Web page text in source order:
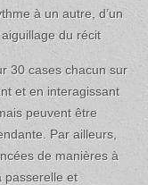
à un autre, d’un
du récit
30 cases chacun sur
et en interagissant
peuvent être
Par ailleurs,
de manières à
passerelle et